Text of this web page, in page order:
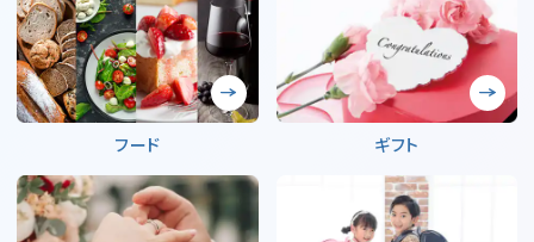
フード ギフト